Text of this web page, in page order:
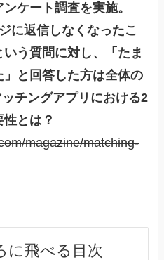
ケート調査を実施。
に返信しなくなったこ
う質問に対し、「たま
と回答した方は全体の
チングアプリにおける2
とは？
magazine/matching-
に飛べる目次